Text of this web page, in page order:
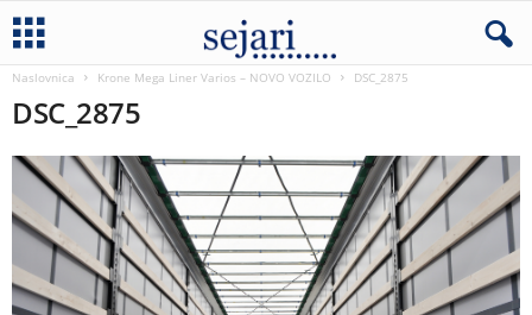
Naslovnica Krone Mega Liner Varios – NOVO VOZILO DSC_2875
DSC_2875